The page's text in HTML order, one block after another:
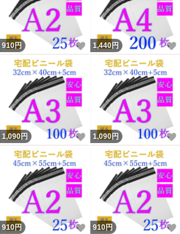
いいね！
910円 いいね！
1,440円
いいね！
1,090円 いいね！
1,090円
いいね！
910円 いいね！
910円